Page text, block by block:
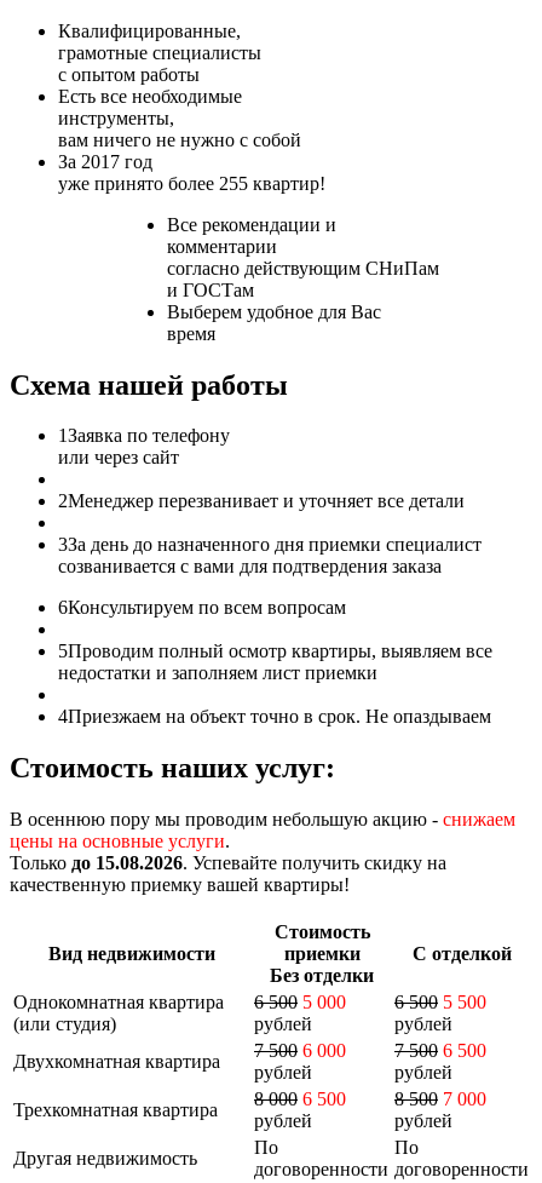
Квалифицированные,
грамотные специалисты
с опытом работы
Есть все необходимые
инструменты,
вам ничего не нужно с собой
За 2017 год
уже принято более 255 квартир!
Все рекомендации и
комментарии
согласно действующим СНиПам
и ГОСТам
Выберем удобное для Вас
время
Схема нашей работы
1Заявка по телефону
или через сайт
2Менеджер перезванивает и уточняет все детали
3За день до назначенного дня приемки специалист
созванивается с вами для подтвердения заказа
6Консультируем по всем вопросам
5Проводим полный осмотр квартиры, выявляем все
недостатки и заполняем лист приемки
4Приезжаем на объект точно в срок. Не опаздываем
Стоимость наших услуг:
В осеннюю пору мы проводим небольшую акцию - снижаем
цены на основные услуги.
Только до 15.08.2026. Успевайте получить скидку на
качественную приемку вашей квартиры!
Вид недвижимости
Стоимость
приемки
Без отделки
С отделкой
Однокомнатная квартира
(или студия)
6 500 5 000
рублей
6 500 5 500
рублей
Двухкомнатная квартира
7 500 6 000
рублей
7 500 6 500
рублей
Трехкомнатная квартира
8 000 6 500
рублей
8 500 7 000
рублей
Другая недвижимость
По
договоренности
По
договоренности